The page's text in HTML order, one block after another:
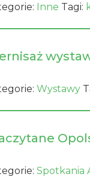
Inne Tagi:
Wystawy
Spotkania